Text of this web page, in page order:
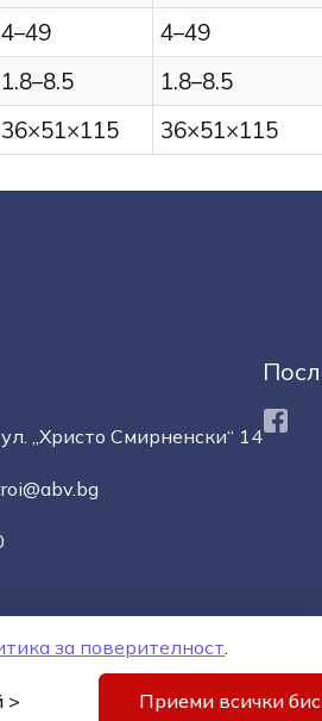
4–49
4–49
1.8–8.5
1.8–8.5
36×51×115
36×51×115
„Христо Смирненски“ 14
Управление на бисквитките
за поверителност.
> Приеми всички